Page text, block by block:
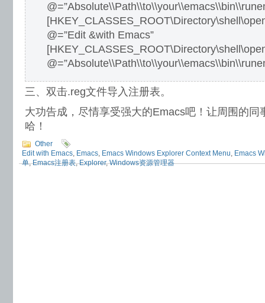
@=”Edit &with Emacs”
三、双击.reg文件导入注册表。
大功告成，尽情享受强大的Emacs吧！让周围的同
哈！
Other
Edit with Emacs, Emacs, Emacs Windows Explorer Context Menu, Emacs
单,Emacs注册表,Explorer,Windows资源管理器